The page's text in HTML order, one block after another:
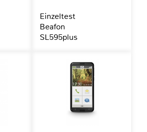
Einzeltest
Beafon
SL595plus